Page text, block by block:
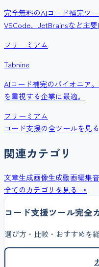
完全無料のAIコード補完ツ
VSCode、JetBrainsなど主要
フリーミアム
Tabnine
AIコード補完のパイオニア
を重視する企業に最適。
フリーミアム
コード支援の全ツールを見
関連カテゴリ
文章生成画像生成動画編集
全てのカテゴリを見る →
コード支援ツール完全
選び方・比較・おすすめを